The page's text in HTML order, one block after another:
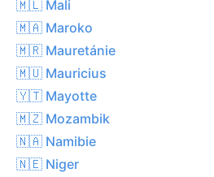
🇲🇱 Mali
🇲🇦 Maroko
🇲🇷 Mauretánie
🇲🇺 Mauricius
🇾🇹 Mayotte
🇲🇿 Mozambik
🇳🇦 Namibie
🇳🇪 Niger